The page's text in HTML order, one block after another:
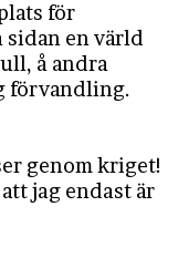
för
sidan en värld
å andra
förvandling.
genom kriget!
jag endast är